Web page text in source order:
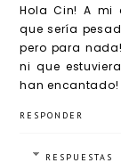
Hola Cin! A mi
que sería
pero para
ni que
han encantado!
RESPONDER
RESPUESTAS